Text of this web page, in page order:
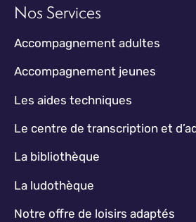
Nos Services
Accompagnement adultes
Accompagnement jeunes
Les aides techniques
Le centre de transcription et
La bibliothèque
La ludothèque
Notre offre de loisirs adaptés